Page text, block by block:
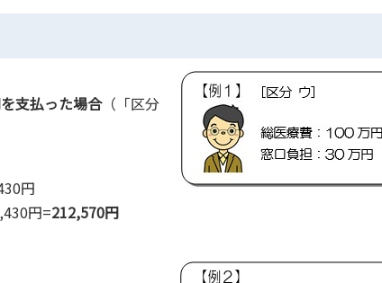
支払った場合（「区分
円
円=212,570円